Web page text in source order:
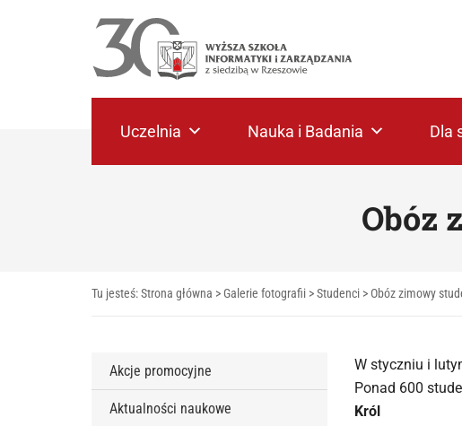
Uczelnia Nauka i Badania Dla
Obóz
Tu jesteś:Strona główna > Galerie fotografii >Studenci > Obóz zimowy
Akcje promocyjne
Aktualności naukowe
W styczniu i
Ponad 600
Król